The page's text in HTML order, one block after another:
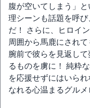
腹が空いてしまう」
理シーンも話題を呼
だ！ さらに、ヒロイ
周囲から馬鹿にされ
腕前で彼らを見返し
るものを虜に！ 純粋
を応援せずにはいら
なれる心温まるグルメ